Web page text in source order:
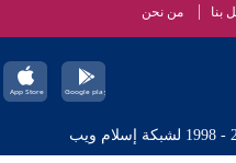
بنا من نحن